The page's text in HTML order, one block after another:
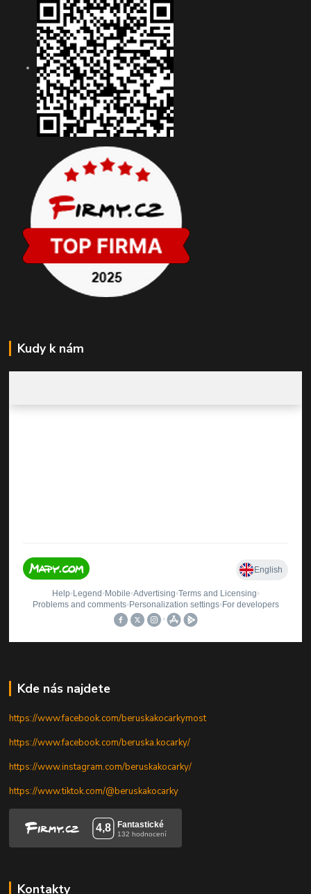
Kudy k nám
Kde nás najdete
https://www.facebook.com/beruskakocarkymost
https://www.facebook.com/beruska.kocarky/
https://www.instagram.com/beruskakocarky/
https://www.tiktok.com/@beruskakocarky
Kontakty